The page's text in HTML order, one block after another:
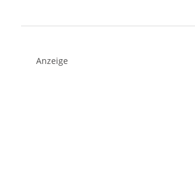
18:00 Uhr auf dem Klever Weihnachtsmarkt.
Anzeige